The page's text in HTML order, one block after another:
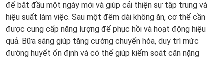
để bắt đầu một ngày mới và giúp cải thiện sự tập trung và
hiệu suất làm việc. Sau một đêm dài không ăn, cơ thể cần
được cung cấp năng lượng để phục hồi và hoạt động hiệu
quả. Bữa sáng giúp tăng cường chuyển hóa, duy trì mức
đường huyết ổn định và có thể giúp kiểm soát cân nặng